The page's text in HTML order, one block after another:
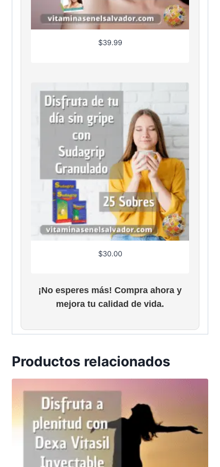
$39.99
$30.00
¡No esperes más! Compra ahora y
mejora tu calidad de vida.
Productos relacionados